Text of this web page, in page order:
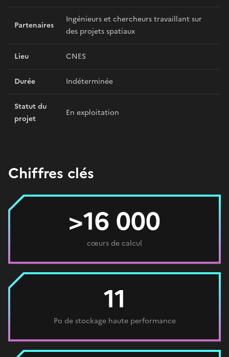
Partenaires
Ingénieurs et chercheurs travaillant sur
des projets spatiaux
Lieu CNES
Durée Indéterminée
Statut du
projet
En exploitation
Chiffres clés
>16 000
cœurs de calcul
11
Po de stockage haute performance